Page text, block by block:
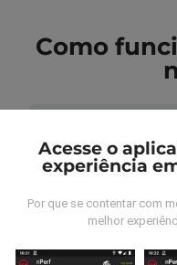
Como
De onde vem
utilizadores do
Acesse o
experiência
Por que se contentar com
melhor